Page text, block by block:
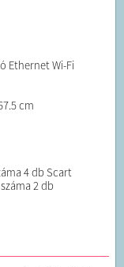
Ethernet Wi-Fi
cm
4 db Scart
2 db